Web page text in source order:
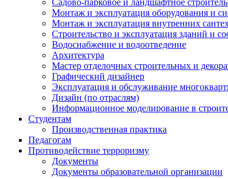
Садово-парковое и ландшафтное
Монтаж и эксплуатация оборудования и
Монтаж и эксплуатация внутренних
Строительство и эксплуатация зданий и
Водоснабжение и водоотведение
Архитектура
Мастер отделочных строительных и
Графический дизайнер
Эксплуатация и обслуживание
Дизайн (по отраслям)
Информационное моделирование в
Студентам
Производственная практика
Педагогам
Противодействие терроризму
Документы
Документы образовательной организации